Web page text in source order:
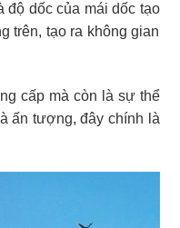
độ dốc của mái dốc tạo
trên, tạo ra không gian
cấp mà còn là sự thể
ấn tượng, đây chính là